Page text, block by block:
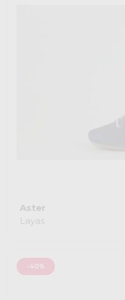
Aster
Layas
-40%